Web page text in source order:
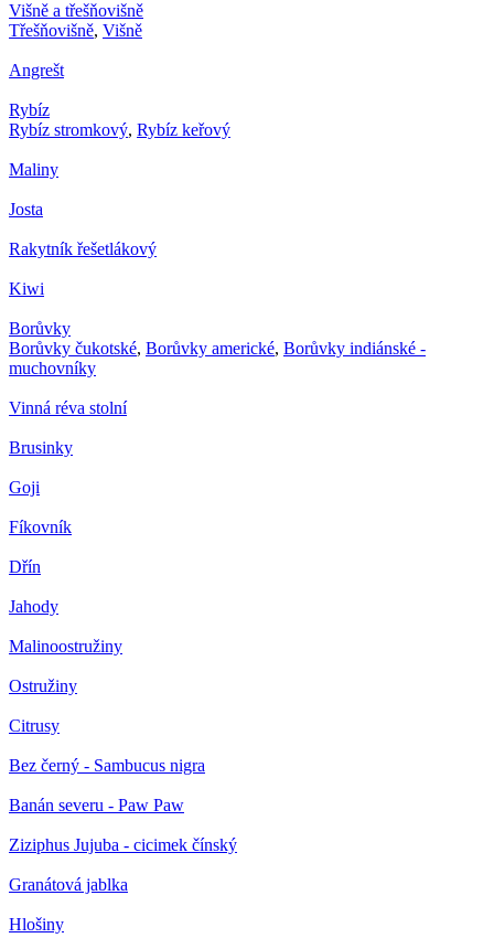
Višně a třešňovišně
Třešňovišně, Višně
Angrešt
Rybíz
Rybíz stromkový, Rybíz keřový
Maliny
Josta
Rakytník řešetlákový
Kiwi
Borůvky
Borůvky čukotské, Borůvky americké, Borůvky indiánské -
muchovníky
Vinná réva stolní
Brusinky
Goji
Fíkovník
Dřín
Jahody
Malinoostružiny
Ostružiny
Citrusy
Bez černý - Sambucus nigra
Banán severu - Paw Paw
Ziziphus Jujuba - cicimek čínský
Granátová jablka
Hlošiny